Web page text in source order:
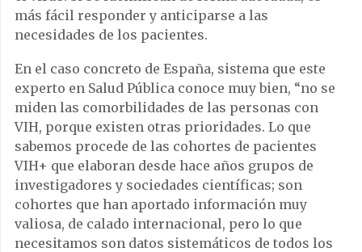
más fácil responder y anticiparse a las
necesidades de los pacientes.
En el caso concreto de España, sistema que este
experto en Salud Pública conoce muy bien, “no se
miden las comorbilidades de las personas con
VIH, porque existen otras prioridades. Lo que
sabemos procede de las cohortes de pacientes
VIH+ que elaboran desde hace años grupos de
investigadores y sociedades científicas; son
cohortes que han aportado información muy
valiosa, de calado internacional, pero lo que
necesitamos son datos sistemáticos de todos los